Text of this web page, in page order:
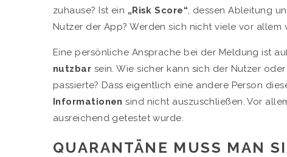
zuhause? Ist ein „Risk Score“, dessen Ableitung
Nutzer der App? Werden sich nicht viele vor allem
Eine persönliche Ansprache bei der Meldung ist
nutzbar sein. Wie sicher kann sich der Nutzer
passierte? Dass eigentlich eine andere Person
Informationensind nicht auszuschließen. Vor
ausreichend getestet wurde.
QUARANTÄNE MUSS MAN